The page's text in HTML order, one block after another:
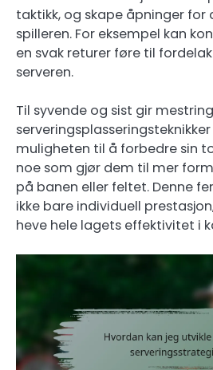
taktikk, og skape åpninger for
spilleren. For eksempel kan
en svak returer føre til
serveren.
Til syvende og sist gir
muligheten til å forbedre sin
noe som gjør dem til mer
på banen eller feltet. Denne
ikke bare individuell
heve hele lagets effektivitet i